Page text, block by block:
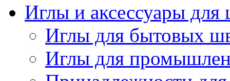
Иглы и аксессуары
Иглы для бытовых
Иглы для